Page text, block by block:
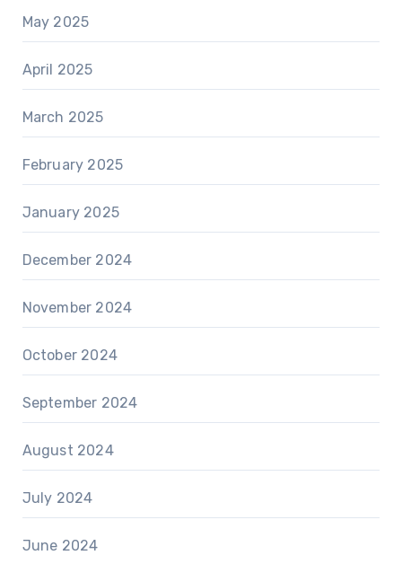
May 2025
April 2025
March 2025
February 2025
January 2025
December 2024
November 2024
October 2024
September 2024
August 2024
July 2024
June 2024